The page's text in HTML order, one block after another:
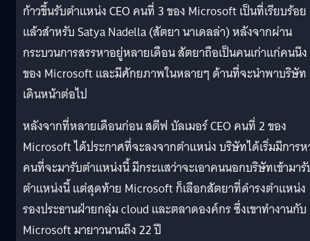
ก้าวขึ้นรับตำแหน่ง CEO คนที่ 3 ของ Microsoft เป็นที่เรียบร้อย
แล้วสำหรับ Satya Nadella (สัตยา นาเดลล่า) หลังจากผ่าน
กระบวนการสรรหาอยู่หลายเดือน สัตยาถือเป็นคนเก่าแก่คนนึง
ของ Microsoft และมีศักยภาพในหลายๆ ด้านที่จะนำพาบริษัท
เดินหน้าต่อไป
หลังจากที่หลายเดือนก่อน สตีฟ บัลเมอร์ CEO คนที่ 2 ของ
Microsoft ได้ประกาศที่จะลงจากตำแหน่ง บริษัทได้เริ่มมีการ
คนที่จะมารับตำแหน่งนี้ มีกระแสว่าจะเอาคนนอกบริษัทเข้ามา
ตำแหน่งนี้ แต่สุดท้าย Microsoft ก็เลือกสัตยาที่ดำรงตำแหน่ง
รองประธานฝ่ายกลุ่ม cloud และตลาดองค์กร ซึ่งเขาทำงานกับ
Microsoft มายาวนานถึง 22 ปี